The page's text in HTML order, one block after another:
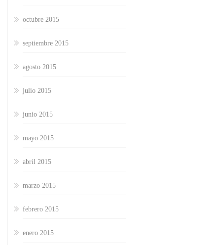
octubre 2015
septiembre 2015
agosto 2015
julio 2015
junio 2015
mayo 2015
abril 2015
marzo 2015
febrero 2015
enero 2015